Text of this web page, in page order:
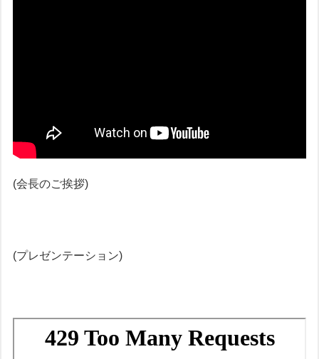
(会長のご挨拶)
(プレゼンテーション)